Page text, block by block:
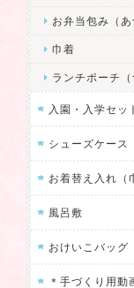
お弁当包み（あ
巾着
ランチポーチ（
入園・入学セッ
シューズケース
お着替え入れ（
風呂敷
おけいこバッグ
＊手づくり用動